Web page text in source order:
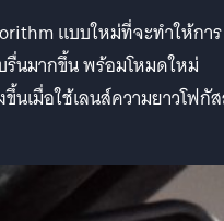
แบบใหม่ที่จะทำให้การ
รื่นมากขึ้น พร้อมโหมดใหม่
นเมื่อใช้เลนส์ความยาวโฟกั